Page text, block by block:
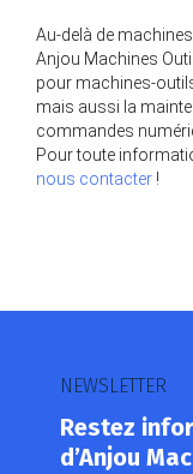
Au-delà de
Anjou Machines
pour machines-
mais aussi la
commandes
Pour toute
nous contacter !
NEWSLETTER
Restez
d’Anjou